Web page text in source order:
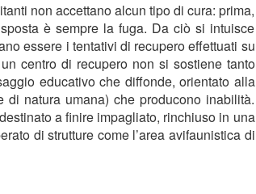
non accettano alcun tipo di cura: prima,
è sempre la fuga. Da ciò si intuisce
essere i tentativi di recupero effettuati su
centro di recupero non si sostiene tanto
educativo che diffonde, orientato alla
natura umana) che producono inabilità.
a finire impagliato, rinchiuso in una
di strutture come l’area avifaunistica di